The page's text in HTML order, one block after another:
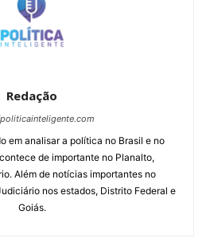
Redação
em analisar a política no Brasil e no
de importante no Planalto,
Além de notícias importantes no
nos estados, Distrito Federal e
Goiás.